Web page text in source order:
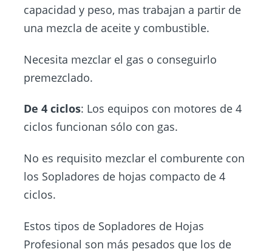
capacidad y peso, mas trabajan a partir de
una mezcla de aceite y combustible.
Necesita mezclar el gas o conseguirlo
premezclado.
De 4 ciclos: Los equipos con motores de 4
ciclos funcionan sólo con gas.
No es requisito mezclar el comburente con
los Sopladores de hojas compacto de 4
ciclos.
Estos tipos de Sopladores de Hojas
Profesional son más pesados que los de